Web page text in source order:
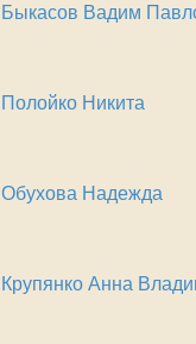
Быкасов Вадим
Полойко Никита
Обухова Надежда
Крупянко Анна